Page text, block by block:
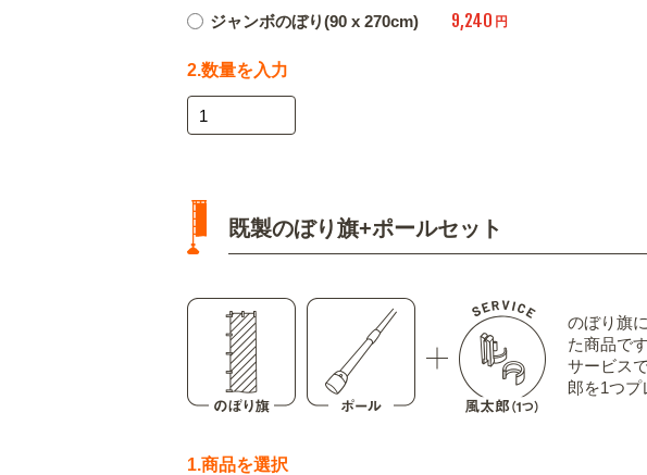
ジャンボのぼり(90 x 270cm) 9,240 円
2.数量を入力
既製のぼり旗+ポールセット
のぼり旗
た商品です
サービス
郎を1つプ
1.商品を選択